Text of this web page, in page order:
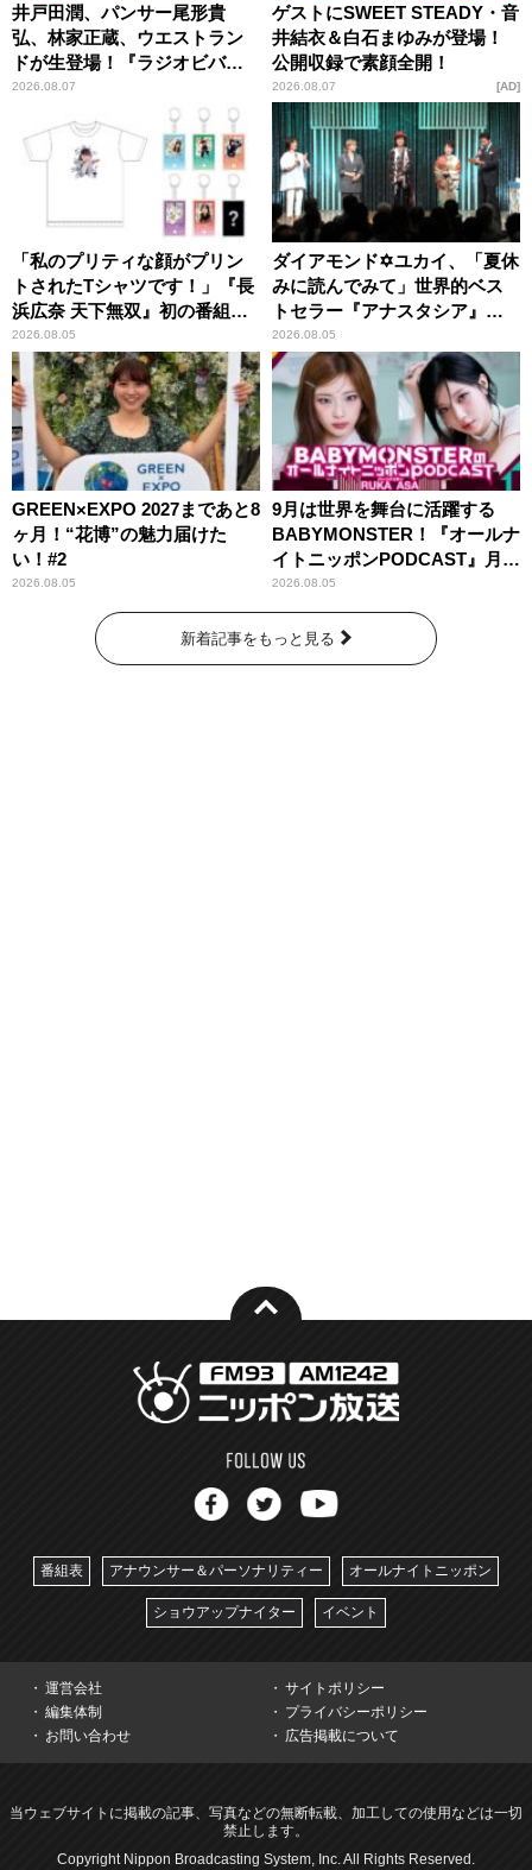
井戸田潤、パンサー尾形貴
弘、林家正蔵、ウエストラン
ドが生登場！『ラジオビバリ
ー昼ズ』
2026.08.07
ゲストにSWEET STEADY・音
井結衣＆白石まゆみが登場！
公開収録で素顔全開！
2026.08.07 AD
「私のプリティな顔がプリン
トされたTシャツです！」『長
浜広奈 天下無双』初の番組グ
ッズ発売
2026.08.05
ダイアモンド✡ユカイ、「夏休
みに読んでみて」世界的ベス
トセラー『アナスタシア』を
紹介
2026.08.05
GREEN×EXPO 2027まであと8
ヶ月！“花博”の魅力届けた
い！#2
2026.08.05
9月は世界を舞台に活躍する
BABYMONSTER！『オールナ
イトニッポンPODCAST』月替
わりパーソナリティ
2026.08.05
新着記事をもっと見る
番組表 アナウンサー＆パーソナリティー オールナイトニッポン
ショウアップナイター イベント
運営会社
サイトポリシー
編集体制
プライバシーポリシー
お問い合わせ
広告掲載について
当ウェブサイトに掲載の記事、写真などの無断転載、加工しての使用などは一切
禁止します。
Copyright Nippon Broadcasting System, Inc. All Rights Reserved.